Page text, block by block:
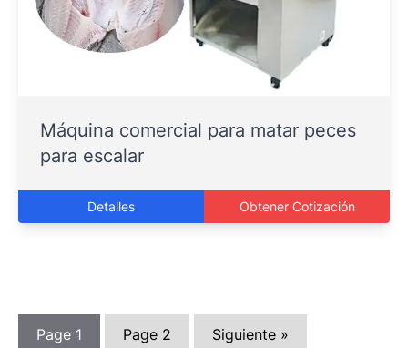
Máquina comercial para matar peces
para escalar
Detalles Obtener Cotización
Page 1 Page 2 Siguiente »